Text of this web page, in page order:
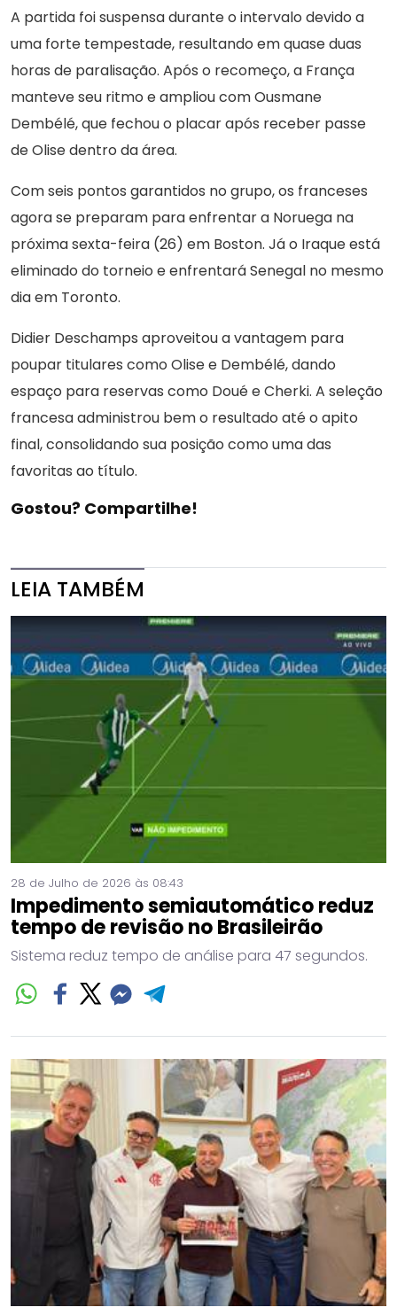
A partida foi suspensa durante o intervalo devido a
uma forte tempestade, resultando em quase duas
horas de paralisação. Após o recomeço, a França
manteve seu ritmo e ampliou com Ousmane
Dembélé, que fechou o placar após receber passe
de Olise dentro da área.
Com seis pontos garantidos no grupo, os franceses
agora se preparam para enfrentar a Noruega na
próxima sexta-feira (26) em Boston. Já o Iraque está
eliminado do torneio e enfrentará Senegal no mesmo
dia em Toronto.
Didier Deschamps aproveitou a vantagem para
poupar titulares como Olise e Dembélé, dando
espaço para reservas como Doué e Cherki. A seleção
francesa administrou bem o resultado até o apito
final, consolidando sua posição como uma das
favoritas ao título.
Gostou? Compartilhe!
LEIA TAMBÉM
28 de Julho de 2026 às 08:43
Impedimento semiautomático reduz
tempo de revisão no Brasileirão
Sistema reduz tempo de análise para 47 segundos.